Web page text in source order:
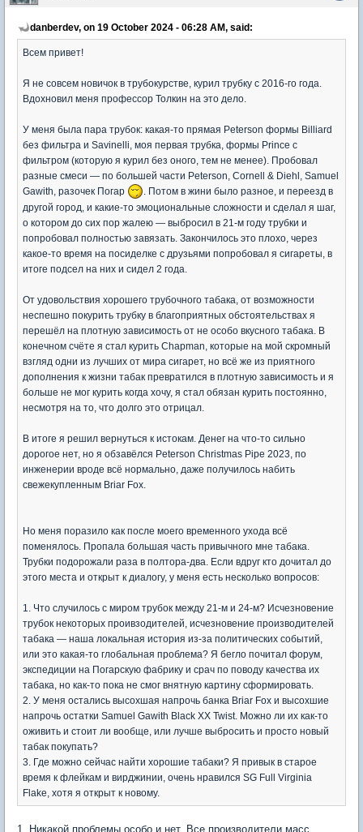
danberdev, on 19 October 2024 - 06:28 AM, said:
Всем привет!
Я не совсем новичок в трубокурстве, курил трубку с 2016-го года.
Вдохновил меня профессор Толкин на это дело.
У меня была пара трубок: какая-то прямая Peterson формы Billiard
без фильтра и Savinelli, моя первая трубка, формы Prince с
фильтром (которую я курил без оного, тем не менее). Пробовал
разные смеси — по большей части Peterson, Cornell & Diehl, Samuel
Gawith, разочек Погар
. Потом в жини было разное, и переезд в
другой город, и какие-то эмоциональные сложности и сделал я шаг,
о котором до сих пор жалею — выбросил в 21-м году трубки и
попробовал полностью завязать. Закончилось это плохо, через
какое-то время на посиделке с друзьями попробовал я сигареты, в
итоге подсел на них и сидел 2 года.
От удовольствия хорошего трубочного табака, от возможности
неспешно покурить трубку в благоприятных обстоятельствах я
перешёл на плотную зависимость от не особо вкусного табака. В
конечном счёте я стал курить Chapman, которые на мой скромный
взгляд одни из лучших от мира сигарет, но всё же из приятного
дополнения к жизни табак превратился в плотную зависимость и я
больше не мог курить когда хочу, я стал обязан курить постоянно,
несмотря на то, что долго это отрицал.
В итоге я решил вернуться к истокам. Денег на что-то сильно
дорогое нет, но я обзавёлся Peterson Christmas Pipe 2023, по
инженерии вроде всё нормально, даже получилось набить
свежекупленным Briar Fox.
Но меня поразило как после моего временного ухода всё
поменялось. Пропала большая часть привычного мне табака.
Трубки подорожали раза в полтора-два. Если вдруг кто дочитал до
этого места и открыт к диалогу, у меня есть несколько вопросов:
1. Что случилось с миром трубок между 21-м и 24-м? Исчезновение
трубок некоторых проивзодителей, исчезновение производителей
табака — наша локальная история из-за политических событий,
или это какая-то глобальная проблема? Я бегло почитал форум,
экспедиции на Погарскую фабрику и срач по поводу качества их
табака, но как-то пока не смог внятную картину сформировать.
2. У меня остались высохшая напрочь банка Briar Fox и высохшие
напрочь остатки Samuel Gawith Black XX Twist. Можно ли их как-то
оживить и стоит ли вообще, или лучше выбросить и просто новый
табак покупать?
3. Где можно сейчас найти хорошие табаки? Я привык в старое
время к флейкам и вирджинии, очень нравился SG Full Virginia
Flake, хотя я открыт к новому.
1. Никакой проблемы особо и нет. Все производители масс